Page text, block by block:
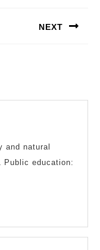
NEXT
natural
education: